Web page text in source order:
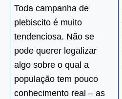
Toda campanha de
plebiscito é muito
tendenciosa. Não se
pode querer legalizar
algo sobre o qual a
população tem pouco
conhecimento real – as